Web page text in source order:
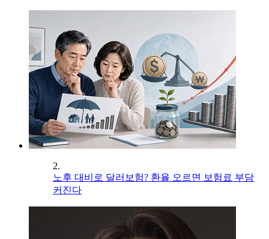
2.
노후 대비로 달러보험? 환율 오르면 보험료 부담
커진다